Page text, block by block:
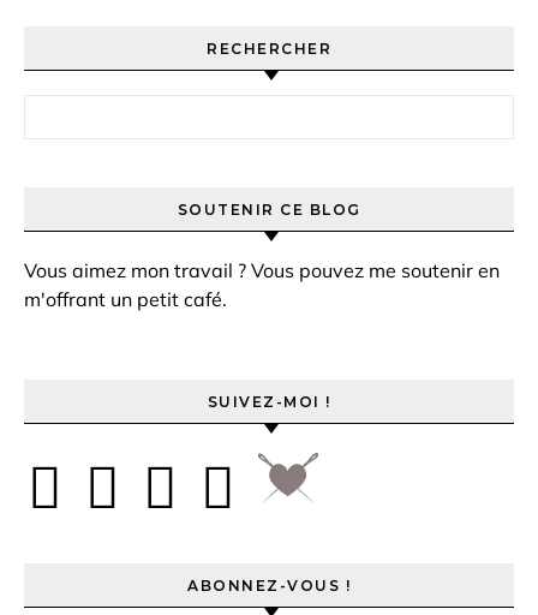
RECHERCHER
SOUTENIR CE BLOG
Vous aimez mon travail ? Vous pouvez me soutenir en
m'offrant un petit café.
SUIVEZ-MOI !
ABONNEZ-VOUS !